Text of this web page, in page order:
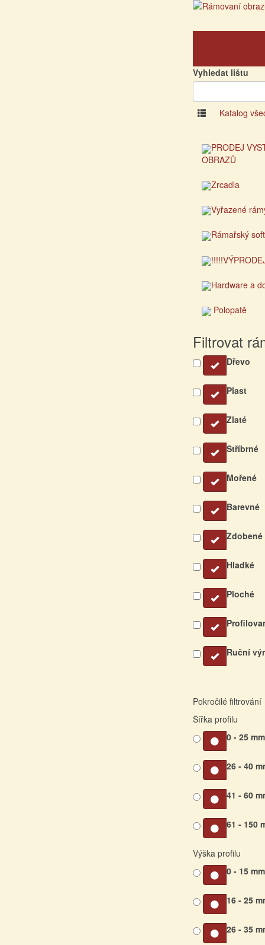
Vyhledat lištu
Katalog
PRODEJ
OBRAZŮ
Zrcadla
Vyřazené
Rámařský
Hardware a
Polopatě
Filtrovat
Dřevo
Plast
Zlaté
Stříbrné
Mořené
Barevné
Zdobené
Hladké
Ploché
Ruční
Pokročilé filtrování
Šířka profilu
0 - 25
26 - 40
41 - 60
61 - 150
Výška profilu
0 - 15
16 - 25
26 - 35